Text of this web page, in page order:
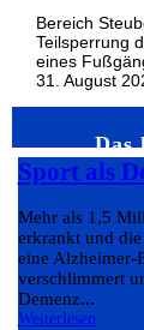
Bereich
Teilsperrung
eines
31. August
Das
Sport als
Mehr als 1,5
erkrankt und
eine Alzheimer-
verschlimmert
Demenz...
Weiterlesen